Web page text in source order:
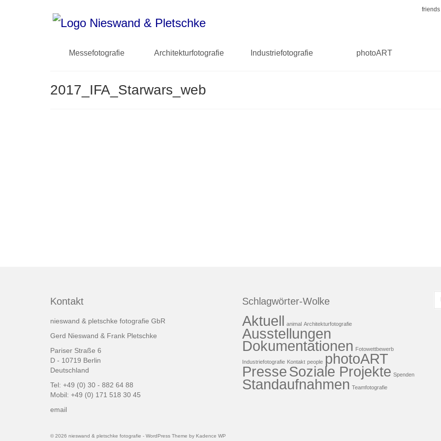
Messefotografie Architekturfotografie Industriefotografie photoART
2017_IFA_Starwars_web
Kontakt
nieswand & pletschke fotografie GbR
Gerd Nieswand & Frank Pletschke
Pariser Straße 6
D - 10719 Berlin
Deutschland
Tel: +49 (0) 30 - 882 64 88
Mobil: +49 (0) 171 518 30 45
email
Schlagwörter-Wolke
Aktuell animal Architekturfotografie
Ausstellungen
Dokumentationen Fotowettbewerb
Industriefotografie Kontakt people photoART
PresseSoziale Projekte Spenden
Standaufnahmen Teamfotografie
© 2026 nieswand & pletschke fotografie - WordPress Theme by Kadence WP